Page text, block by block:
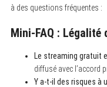
à des questions fréquentes :
Mini-FAQ :
Le streaming gratuit
diffusé avec l’accord
Y a-t-il des risques à